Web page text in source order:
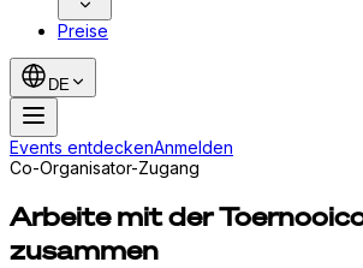
Preise
DE
Events entdeckenAnmelden
Co-Organisator-Zugang
Arbeite mit der
zusammen